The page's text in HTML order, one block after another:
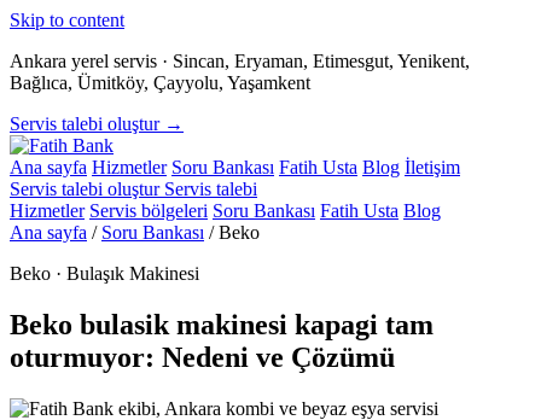
Skip to content
Ankara yerel servis · Sincan, Eryaman, Etimesgut, Yenikent,
Bağlıca, Ümitköy, Çayyolu, Yaşamkent
Servis talebi oluştur →
Ana sayfa Hizmetler Soru Bankası Fatih Usta Blog İletişim
Servis talebi oluştur Servis talebi
Hizmetler Servis bölgeleri Soru Bankası Fatih Usta Blog
Ana sayfa / Soru Bankası / Beko
Beko · Bulaşık Makinesi
Beko bulasik makinesi kapagi tam
oturmuyor: Nedeni ve Çözümü